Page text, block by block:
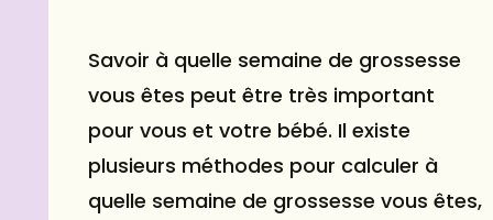
Savoir à quelle semaine de grossesse
vous êtes peut être très important
pour vous et votre bébé. Il existe
plusieurs méthodes pour calculer à
quelle semaine de grossesse vous êtes,